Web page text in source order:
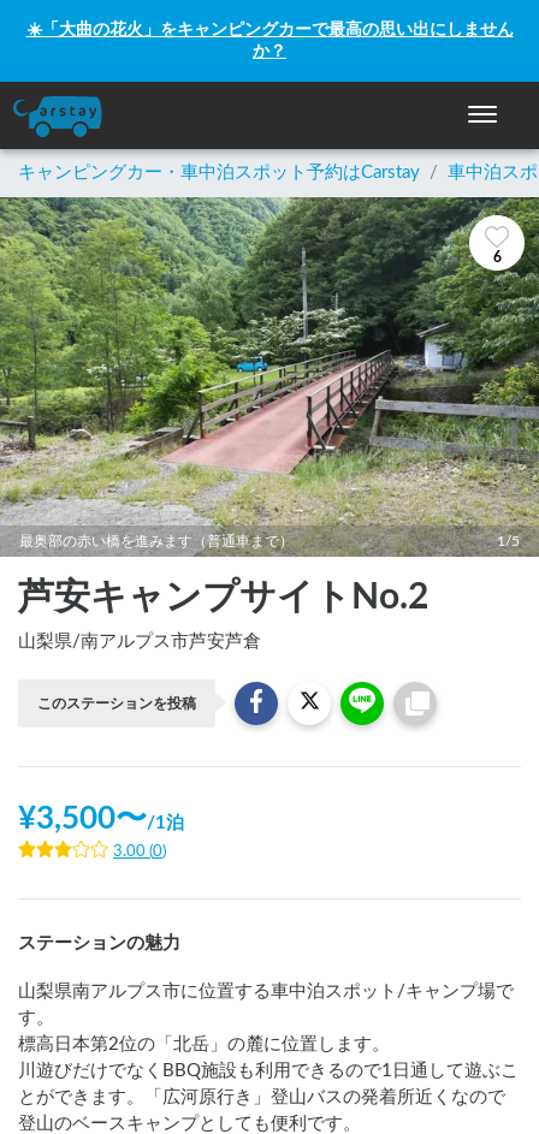
☀️「大曲の花火」をキャンピングカーで最高の思い出にしません
か？
ナビゲ
キャンピングカー・車中泊スポット予約はCarstay / 車中泊ス
6
最奥部の赤い橋を進みます（普通車まで） 1/5
芦安キャンプサイトNo.2
山梨県/南アルプス市芦安芦倉
このステーションを投稿
¥3,500〜/1泊
3.00 (0)
ステーションの魅力
山梨県南アルプス市に位置する車中泊スポット/キャンプ場で
す。
標高日本第2位の「北岳」の麓に位置します。
川遊びだけでなくBBQ施設も利用できるので1日通して遊ぶこ
とができます。「広河原行き」登山バスの発着所近くなので
登山のベースキャンプとしても便利です。